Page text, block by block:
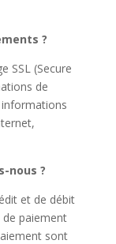
?
SSL (Secure
de
nous ?
et de débit
de paiement
sont